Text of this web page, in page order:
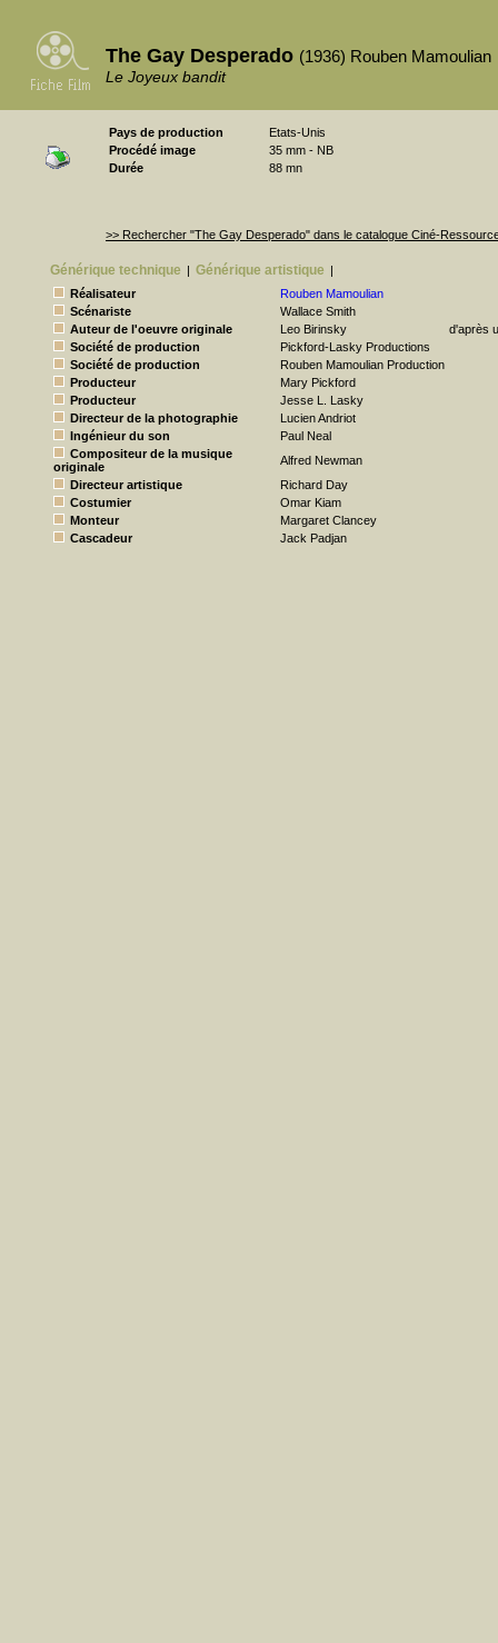
The Gay Desperado (1936) Rouben Mamoulian
Le Joyeux bandit
Pays de production
Etats-Unis
Procédé image
35 mm - NB
Durée
88 mn
>> Rechercher "The Gay Desperado" dans le catalogue Ciné-
Générique technique | Générique artistique |
Réalisateur
Rouben Mamoulian
Scénariste
Wallace Smith
Auteur de l'oeuvre originale
Leo Birinsky
d'après
Société de production
Pickford-Lasky Productions
Société de production
Rouben Mamoulian Production
Producteur
Mary Pickford
Producteur
Jesse L. Lasky
Directeur de la photographie
Lucien Andriot
Ingénieur du son
Paul Neal
Compositeur de la musique
originale
Alfred Newman
Directeur artistique
Richard Day
Costumier
Omar Kiam
Monteur
Margaret Clancey
Cascadeur
Jack Padjan